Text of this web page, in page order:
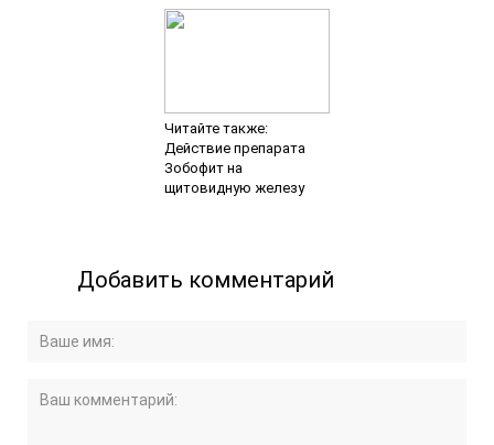
Читайте также:
Действие препарата
Зобофит на
щитовидную железу
Добавить комментарий